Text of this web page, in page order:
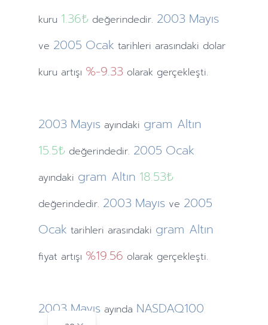
kuru 1.36₺değerindedir. 2003 Mayıs
ve 2005 Ocak tarihleri arasındaki dolar
kuru artışı %-9.33 olarak gerçekleşti.
2003 Mayıs ayındaki gram Altın
15.5₺değerindedir. 2005 Ocak
ayındaki gram Altın 18.53₺
değerindedir. 2003 Mayıs ve 2005
Ocak tarihleri arasındaki gram Altın
fiyat artışı %19.56 olarak gerçekleşti.
2003 Mayıs ayında NASDAQ100